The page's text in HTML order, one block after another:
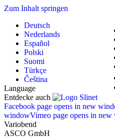
Zum Inhalt springen
Deutsch
Nederlands
Español
Polski
Suomi
Türkçe
Čeština
Language
Entdecke auch
Facebook page opens in new
windowVimeo page opens in
Variobend
ASCO GmbH